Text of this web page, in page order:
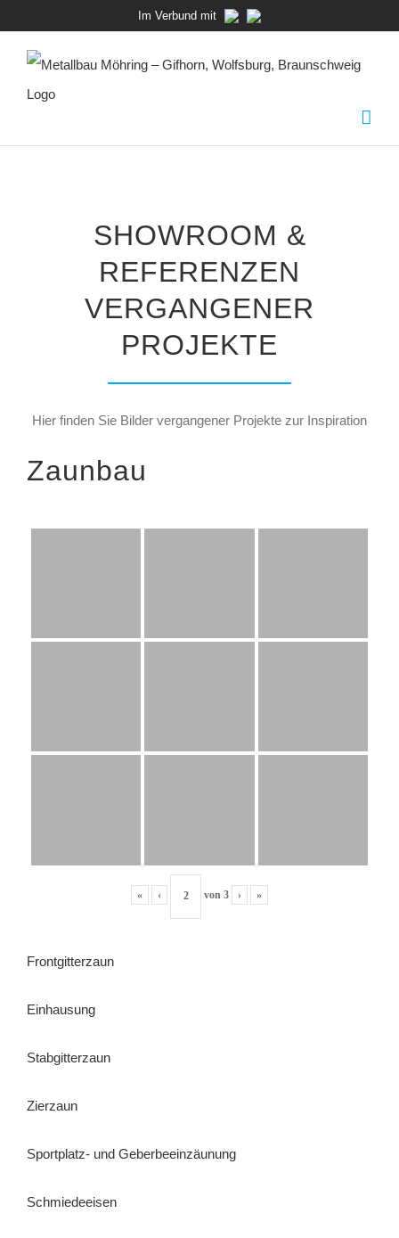
springen
Im Verbund mit
SHOWROOM &
REFERENZEN
VERGANGENER
PROJEKTE
Hier finden Sie Bilder vergangener Projekte zur Inspiration
Zaunbau
« ‹ von 3 › »
Frontgitterzaun
Einhausung
Stabgitterzaun
Zierzaun
Sportplatz- und Geberbeeinzäunung
Schmiedeeisen